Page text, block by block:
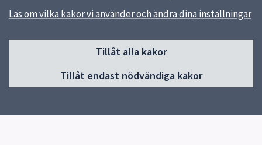
Läs om vilka kakor vi använder och ändra dina inställningar
Tillåt alla kakor
Tillåt endast nödvändiga kakor